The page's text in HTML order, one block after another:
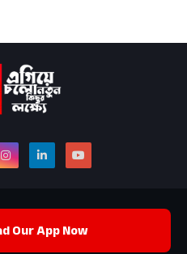
Our App Now